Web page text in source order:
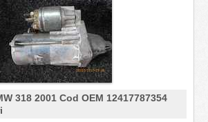
318 2001 Cod OEM 12417787354